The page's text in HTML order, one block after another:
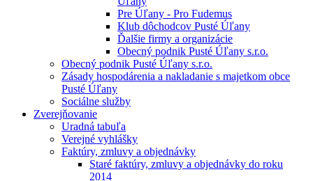
Pre Úľany - Pro Fudemus
Klub dôchodcov Pusté Úľany
Ďalšie firmy a organizácie
Obecný podnik Pusté Úľany s.r.o.
Obecný podnik Pusté Úľany s.r.o.
Zásady hospodárenia a nakladanie s majetkom obce
Pusté Úľany
Sociálne služby
Zverejňovanie
Uradná tabuľa
Verejné vyhlášky
Faktúry, zmluvy a objednávky
Staré faktúry, zmluvy a objednávky do roku
2014